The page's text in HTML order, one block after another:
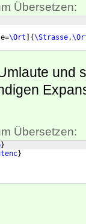
Übersetzen:
\Ort {\Strasse,
und
Übersetzen:
}
}